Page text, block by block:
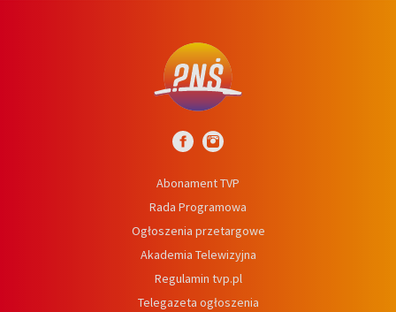
Abonament TVP
Rada Programowa
Ogłoszenia przetargowe
Akademia Telewizyjna
Regulamin tvp.pl
Telegazeta ogłoszenia